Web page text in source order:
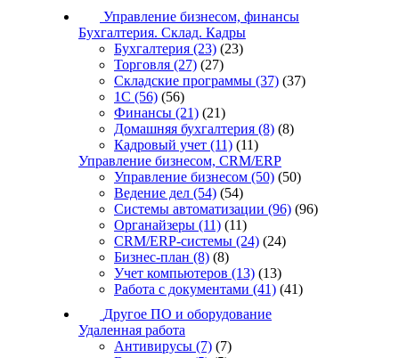
Управление бизнесом, финансы
Бухгалтерия. Склад. Кадры
Бухгалтерия (23) (23)
Торговля (27) (27)
Складские программы (37) (37)
1С (56) (56)
Финансы (21) (21)
Домашняя бухгалтерия (8) (8)
Кадровый учет (11) (11)
Управление бизнесом, CRM/ERP
Управление бизнесом (50) (50)
Ведение дел (54) (54)
Системы автоматизации (96) (96)
Органайзеры (11) (11)
CRM/ERP-системы (24) (24)
Бизнес-план (8) (8)
Учет компьютеров (13) (13)
Работа с документами (41) (41)
Другое ПО и оборудование
Удаленная работа
Антивирусы (7) (7)